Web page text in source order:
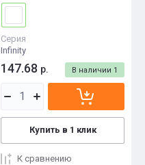
Серия
Infinity
В наличии 1
147.68 р.
Купить в 1 клик
К сравнению